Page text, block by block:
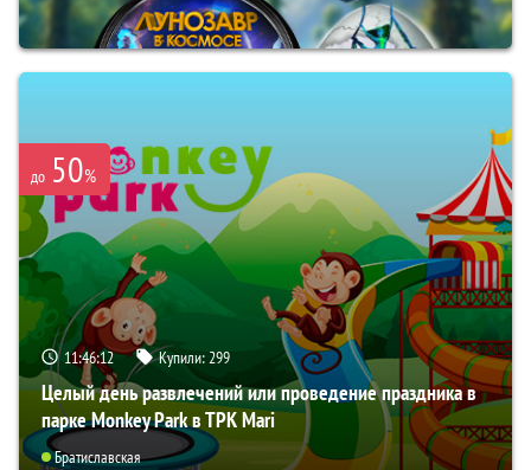
до 50%
11:46:11 Купили:299
Целый день развлечений или проведение праздника в
парке Monkey Park в ТРК Mari
Братиславская